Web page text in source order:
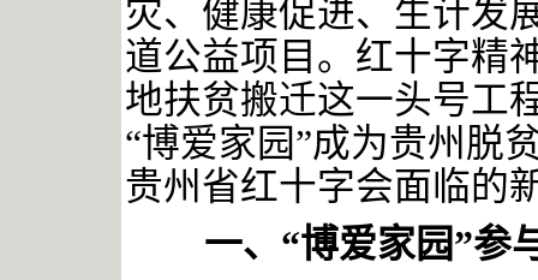
灾、健康促进、生计发
道公益项目。红十字精
地扶贫搬迁这一头号工
“博爱家园”成为贵州脱
贵州省红十字会面临的
一、 “博爱家园”参